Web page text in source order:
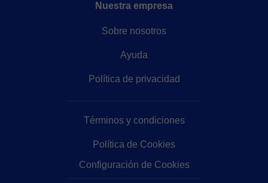
Nuestra empresa
Sobre nosotros
Ayuda
Política de privacidad
Términos y condiciones
Política de Cookies
Configuración de Cookies